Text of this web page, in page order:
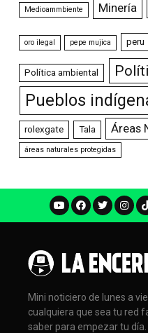
Medioammbiente Minería
oro ilegal pepe mujica peru
Política ambiental
Pueblos
rolexgate Tala Áreas
áreas naturales protegidas
Mini noticiero de lunes a
cualquiera que sea tu red
saber para empezar tu día.